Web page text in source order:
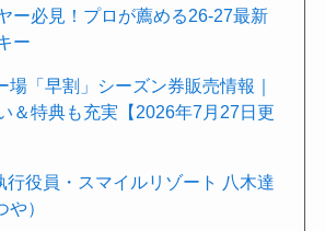
ー必見！プロが薦める26-27最新
ー
場「早割」シーズン券販売情報｜
＆特典も充実【2026年7月27日更
行役員・スマイルリゾート 八木達
）